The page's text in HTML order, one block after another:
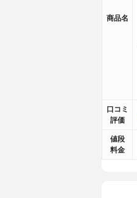
商品名
口コミ
評価
値段
料金